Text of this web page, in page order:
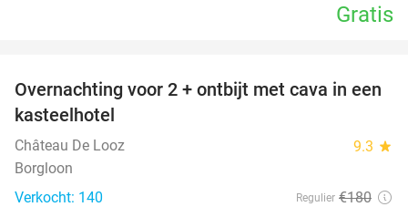
Gratis
48%
Overnachting voor 2 + ontbijt met cava in een
kasteelhotel
Château De Looz 9.3 star
Borgloon
Verkocht: 140
Regulier €180